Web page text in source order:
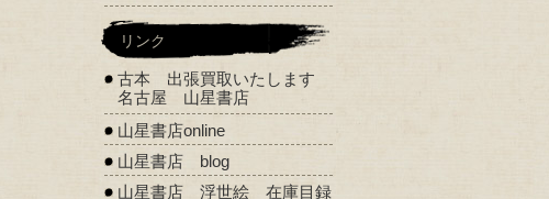
リンク
古本 出張買取いたします
名古屋 山星書店
山星書店online
山星書店 blog
山星書店 浮世絵 在庫目録